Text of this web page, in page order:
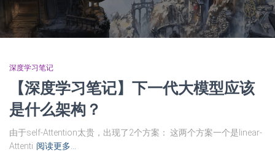
深度学习笔记
【深度学习笔记】下一代大模型应该
是什么架构？
由于self-Attention太贵，出现了2个方案： 这两个方案一个是linear-
Attenti 阅读更多…